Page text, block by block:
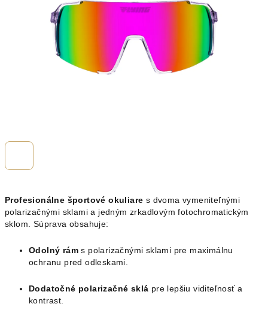
Profesionálne športové okuliare s dvoma vymeniteľnými
polarizačnými sklami a jedným zrkadlovým fotochromatickým
sklom. Súprava obsahuje:
Odolný rám s polarizačnými sklami pre maximálnu
ochranu pred odleskami.
Dodatočné polarizačné sklá pre lepšiu viditeľnosť a
kontrast.
hviezdičiek.